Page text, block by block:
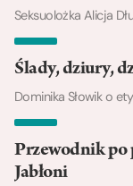
Seksuolożka Alicja
Ślady, dziury,
Dominika Słowik o
Przewodnik po
Jabłoni